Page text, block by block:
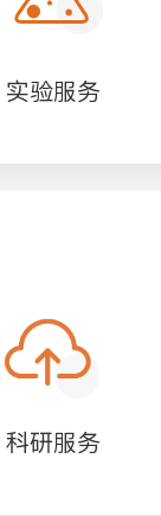
实验服务
科研服务